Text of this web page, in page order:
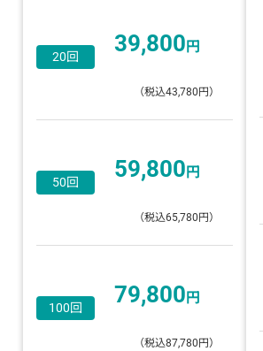
20回 39,800円
（税込43,780円）
50回 59,800円
（税込65,780円）
100回 79,800円
（税込87,780円）